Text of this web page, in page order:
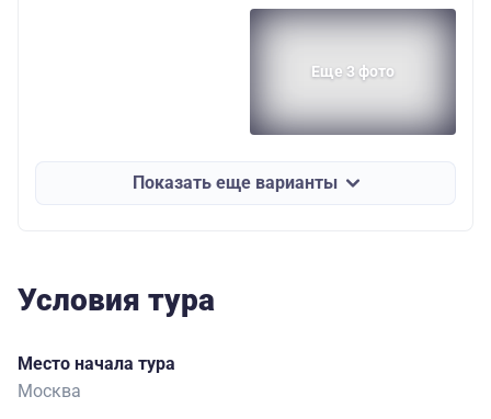
Еще 3 фото
Показать еще варианты
Условия тура
Место начала тура
Москва